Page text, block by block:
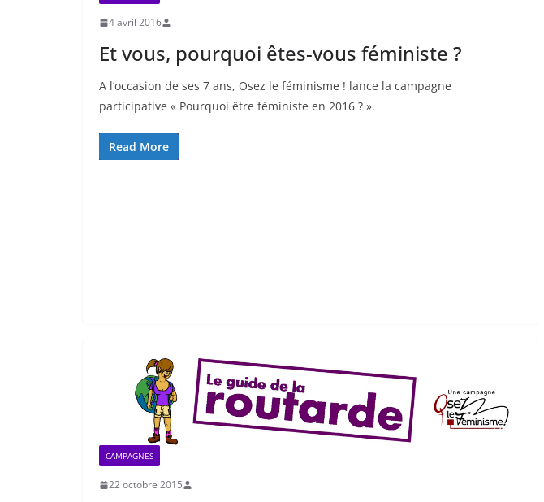
4 avril 2016
Et vous, pourquoi êtes-vous féministe ?
A l’occasion de ses 7 ans, Osez le féminisme ! lance la campagne
participative « Pourquoi être féministe en 2016 ? ».
Read More
CAMPAGNES
22 octobre 2015